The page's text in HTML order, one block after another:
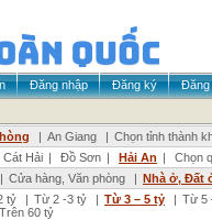
Đăng nhập Đăng ký
Đăng
| An Giang | Chọn tỉnh thành
Cát Hải | Đồ Sơn | Hải An |
Chọn
| Cửa hàng, Văn phòng | Nhà ở, Đất
tỷ | Từ 2 -3 tỷ | Từ 3 – 5 tỷ | Từ 5
Trên 60 tỷ